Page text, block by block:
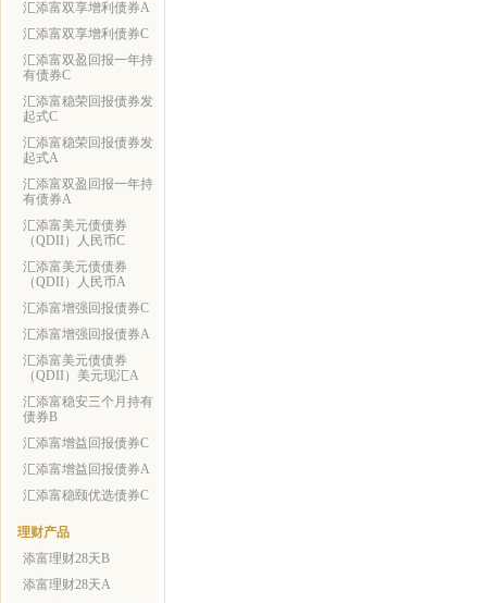
汇添富双享增利债券A
汇添富双享增利债券C
汇添富双盈回报一年持
有债券C
汇添富稳荣回报债券发
起式C
汇添富稳荣回报债券发
起式A
汇添富双盈回报一年持
有债券A
汇添富美元债债券
（QDII）人民币C
汇添富美元债债券
（QDII）人民币A
汇添富增强回报债券C
汇添富增强回报债券A
汇添富美元债债券
（QDII）美元现汇A
汇添富稳安三个月持有
债券B
汇添富增益回报债券C
汇添富增益回报债券A
汇添富稳颐优选债券C
理财产品
添富理财28天B
添富理财28天A